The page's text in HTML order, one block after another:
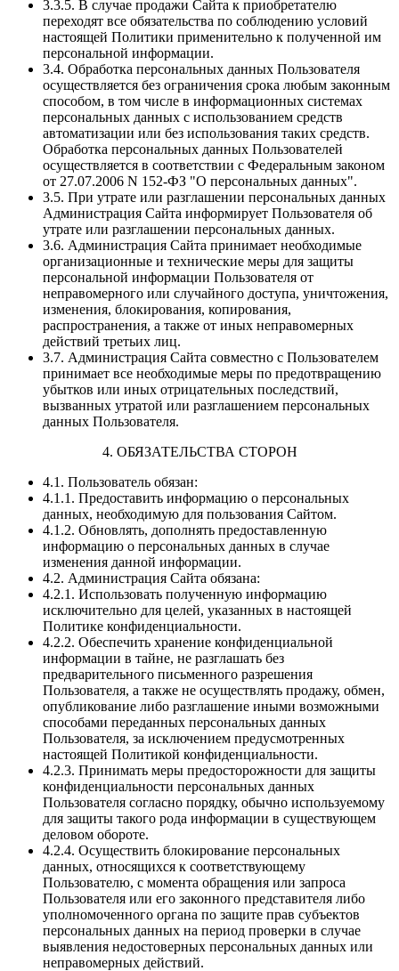
3.3.5. В случае продажи Сайта к приобретателю
переходят все обязательства по соблюдению условий
настоящей Политики применительно к полученной им
персональной информации.
3.4. Обработка персональных данных Пользователя
осуществляется без ограничения срока любым законным
способом, в том числе в информационных системах
персональных данных с использованием средств
автоматизации или без использования таких средств.
Обработка персональных данных Пользователей
осуществляется в соответствии с Федеральным законом
от 27.07.2006 N 152-ФЗ "О персональных данных".
3.5. При утрате или разглашении персональных данных
Администрация Сайта информирует Пользователя об
утрате или разглашении персональных данных.
3.6. Администрация Сайта принимает необходимые
организационные и технические меры для защиты
персональной информации Пользователя от
неправомерного или случайного доступа, уничтожения,
изменения, блокирования, копирования,
распространения, а также от иных неправомерных
действий третьих лиц.
3.7. Администрация Сайта совместно с Пользователем
принимает все необходимые меры по предотвращению
убытков или иных отрицательных последствий,
вызванных утратой или разглашением персональных
данных Пользователя.
4. ОБЯЗАТЕЛЬСТВА СТОРОН
4.1. Пользователь обязан:
4.1.1. Предоставить информацию о персональных
данных, необходимую для пользования Сайтом.
4.1.2. Обновлять, дополнять предоставленную
информацию о персональных данных в случае
изменения данной информации.
4.2. Администрация Сайта обязана:
4.2.1. Использовать полученную информацию
исключительно для целей, указанных в настоящей
Политике конфиденциальности.
4.2.2. Обеспечить хранение конфиденциальной
информации в тайне, не разглашать без
предварительного письменного разрешения
Пользователя, а также не осуществлять продажу, обмен,
опубликование либо разглашение иными возможными
способами переданных персональных данных
Пользователя, за исключением предусмотренных
настоящей Политикой конфиденциальности.
4.2.3. Принимать меры предосторожности для защиты
конфиденциальности персональных данных
Пользователя согласно порядку, обычно используемому
для защиты такого рода информации в существующем
деловом обороте.
4.2.4. Осуществить блокирование персональных
данных, относящихся к соответствующему
Пользователю, с момента обращения или запроса
Пользователя или его законного представителя либо
уполномоченного органа по защите прав субъектов
персональных данных на период проверки в случае
выявления недостоверных персональных данных или
неправомерных действий.